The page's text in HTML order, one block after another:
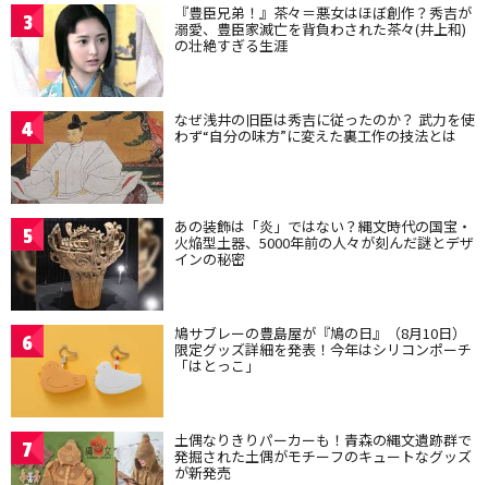
3 『豊臣兄弟！』茶々＝悪女はほぼ創作？秀吉が
溺愛、豊臣家滅亡を背負わされた茶々(井上和)
の壮絶すぎる生涯
4 なぜ浅井の旧臣は秀吉に従ったのか？ 武力を使
わず“自分の味方”に変えた裏工作の技法とは
5 あの装飾は「炎」ではない？縄文時代の国宝・
火焔型土器、5000年前の人々が刻んだ謎とデザ
インの秘密
6 鳩サブレーの豊島屋が『鳩の日』（8月10日）
限定グッズ詳細を発表！今年はシリコンポーチ
「はとっこ」
7 土偶なりきりパーカーも！青森の縄文遺跡群で
発掘された土偶がモチーフのキュートなグッズ
が新発売